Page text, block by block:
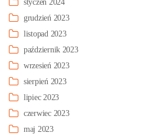
styczeń 2024
grudzień 2023
listopad 2023
październik 2023
wrzesień 2023
sierpień 2023
lipiec 2023
czerwiec 2023
maj 2023